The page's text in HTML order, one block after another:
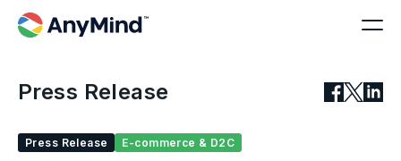
Press Release
Press Release
E-commerce & D2C